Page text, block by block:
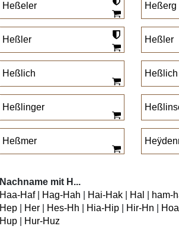
Heßeler Heßerg
Heßler Heßler
Heßlich Heßlich
Heßlinger
Heßmer
Nachname mit H...
Haa-Haf| Hag-Hah Hai-Hak Hal
ham-
Hep
Her Hes-Hh Hia-Hip Hir-Hn
Hup
Hur-Huz